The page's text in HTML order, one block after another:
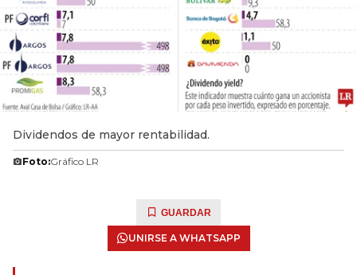
Dividendos de mayor rentabilidad.
Foto:Gráfico LR
GUARDAR
UNIRSE A WHATSAPP